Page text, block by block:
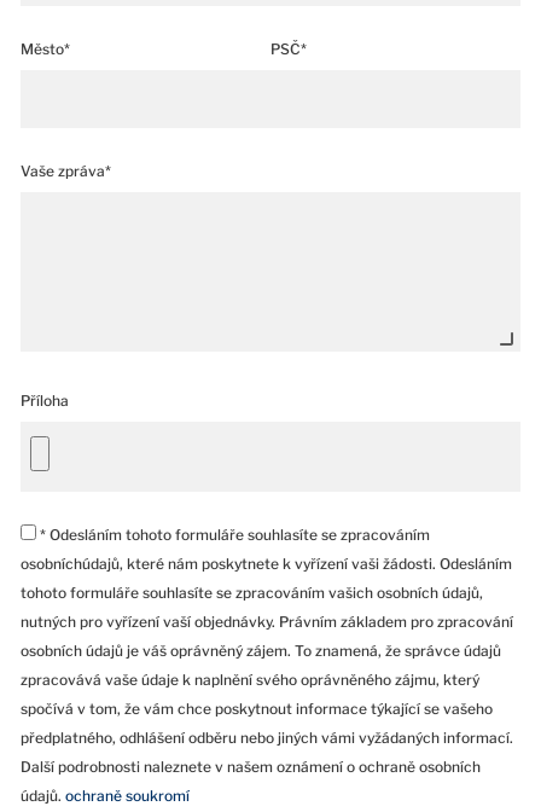
Město* PSČ*
Vaše zpráva*
Příloha
* Odesláním tohoto formuláře souhlasíte se zpracováním
osobníchúdajů, které nám poskytnete k vyřízení vaši žádosti. Odesláním
tohoto formuláře souhlasíte se zpracováním vašich osobních údajů,
nutných pro vyřízení vaší objednávky. Právním základem pro zpracování
osobních údajů je váš oprávněný zájem. To znamená, že správce údajů
zpracovává vaše údaje k naplnění svého oprávněného zájmu, který
spočívá v tom, že vám chce poskytnout informace týkající se vašeho
předplatného, odhlášení odběru nebo jiných vámi vyžádaných informací.
Další podrobnosti naleznete v našem oznámení o ochraně osobních
údajů. ochraně soukromí